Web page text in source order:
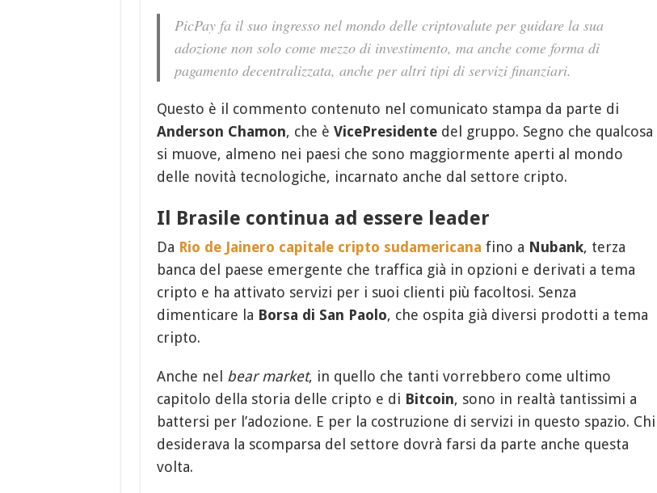
PicPay fa il suo ingresso nel mondo delle criptovalute per guidare la sua
adozione non solo come mezzo di investimento, ma anche come forma di
pagamento decentralizzata, anche per altri tipi di servizi finanziari.
Questo è il commento contenuto nel comunicato stampa da parte di
Anderson Chamon, che è VicePresidentedel gruppo. Segno che qualcosa
si muove, almeno nei paesi che sono maggiormente aperti al mondo
delle novità tecnologiche, incarnato anche dal settore cripto.
Il Brasile continua ad essere leader
Da Rio de Jainero capitale cripto sudamericana fino a Nubank, terza
banca del paese emergente che traffica già in opzioni e derivati a tema
cripto e ha attivato servizi per i suoi clienti più facoltosi. Senza
dimenticare la Borsa di San Paolo, che ospita già diversi prodotti a tema
cripto.
Anche nel bear market, in quello che tanti vorrebbero come ultimo
capitolo della storia delle cripto e di Bitcoin, sono in realtà tantissimi a
battersi per l’adozione. E per la costruzione di servizi in questo spazio. Chi
desiderava la scomparsa del settore dovrà farsi da parte anche questa
volta.